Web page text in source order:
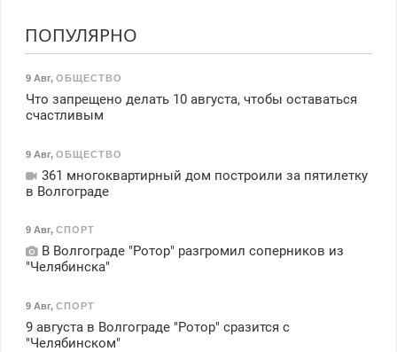
ПОПУЛЯРНО
9 Авг, ОБЩЕСТВО
Что запрещено делать 10 августа, чтобы оставаться
счастливым
9 Авг, ОБЩЕСТВО
361 многоквартирный дом построили за пятилетку
в Волгограде
9 Авг, СПОРТ
В Волгограде "Ротор" разгромил соперников из
"Челябинска"
9 Авг, СПОРТ
9 августа в Волгограде "Ротор" сразится с
"Челябинском"